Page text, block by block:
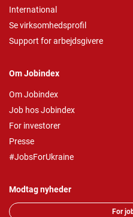
International
Se virksomhedsprofil
Support for arbejdsgivere
Om Jobindex
Om Jobindex
Job hos Jobindex
For investorer
Presse
#JobsForUkraine
Modtag nyheder
For